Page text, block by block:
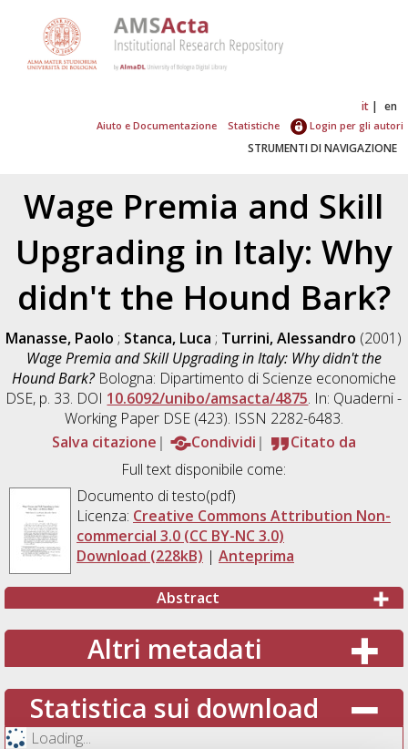
it en
Aiuto e Documentazione Statistiche Login per gli autori
STRUMENTI DI NAVIGAZIONE
Wage Premia and Skill
Upgrading in Italy: Why
didn't the Hound Bark?
Manasse, Paolo ; Stanca, Luca ; Turrini, Alessandro (2001)
Wage Premia and Skill Upgrading in Italy: Why didn't the
Hound Bark?Bologna: Dipartimento di Scienze economiche
DSE, p. 33. DOI 10.6092/unibo/amsacta/4875. In: Quaderni -
Working Paper DSE (423). ISSN 2282-6483.
Salva citazione
Condividi
Citato da
Full text disponibile come:
Documento di testo(pdf)
Licenza: Creative Commons Attribution Non-
commercial 3.0 (CC BY-NC 3.0)
Download (228kB) | Anteprima
Abstract
Altri metadati
Statistica sui download
Loading...